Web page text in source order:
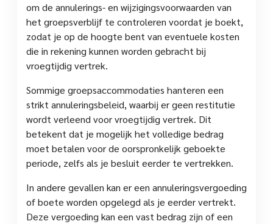
om de annulerings- en wijzigingsvoorwaarden van
het groepsverblijf te controleren voordat je boekt,
zodat je op de hoogte bent van eventuele kosten
die in rekening kunnen worden gebracht bij
vroegtijdig vertrek.
Sommige groepsaccommodaties hanteren een
strikt annuleringsbeleid, waarbij er geen restitutie
wordt verleend voor vroegtijdig vertrek. Dit
betekent dat je mogelijk het volledige bedrag
moet betalen voor de oorspronkelijk geboekte
periode, zelfs als je besluit eerder te vertrekken.
In andere gevallen kan er een annuleringsvergoeding
of boete worden opgelegd als je eerder vertrekt.
Deze vergoeding kan een vast bedrag zijn of een